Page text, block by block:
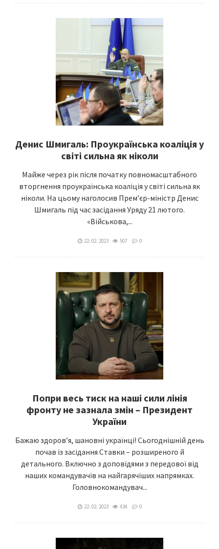
Денис Шмигаль: Проукраїнська коаліція у
світі сильна як ніколи
Майже через рік після початку повномасштабного
вторгнення проукраїнська коаліція у світі сильна як
ніколи. На цьому наголосив Прем’єр-міністр Денис
Шмигаль під час засідання Уряду 21 лютого.
«Військова,...
22. 02. 2023 507 0
Попри весь тиск на наші сили лінія
фронту не зазнала змін – Президент
України
Бажаю здоровʼя, шановні українці! Сьогоднішній день
почав із засідання Ставки – розширеного й
детального. Включно з доповідями з передової від
наших командувачів на найгарячіших напрямках.
Головнокомандувач...
22. 02. 2023 434 0